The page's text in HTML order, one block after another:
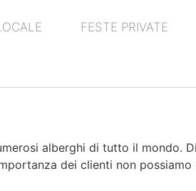
FESTE PRIVATE
alberghi di tutto il mondo.
dei clienti non possiamo